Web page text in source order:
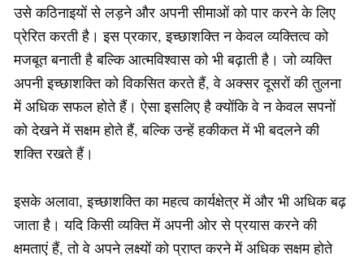
उसे कठिनाइयों से लड़ने और अपनी सीमाओं को पार करने के लिए
प्रेरित करती है। इस प्रकार, इच्छाशक्ति न केवल व्यक्तित्व को
मजबूत बनाती है बल्कि आत्मविश्वास को भी बढ़ाती है। जो व्यक्ति
अपनी इच्छाशक्ति को विकसित करते हैं, वे अक्सर दूसरों की तुलना
में अधिक सफल होते हैं। ऐसा इसलिए है क्योंकि वे न केवल सपनों
को देखने में सक्षम होते हैं, बल्कि उन्हें हकीकत में भी बदलने की
शक्ति रखते हैं।
इसके अलावा, इच्छाशक्ति का महत्व कार्यक्षेत्र में और भी अधिक बढ़
जाता है। यदि किसी व्यक्ति में अपनी ओर से प्रयास करने की
क्षमताएं हैं, तो वे अपने लक्ष्यों को प्राप्त करने में अधिक सक्षम होते